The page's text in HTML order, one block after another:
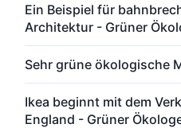
Ein Beispiel für
Architektur - Grüner
Sehr grüne ökologische
Ikea beginnt mit dem
England - Grüner